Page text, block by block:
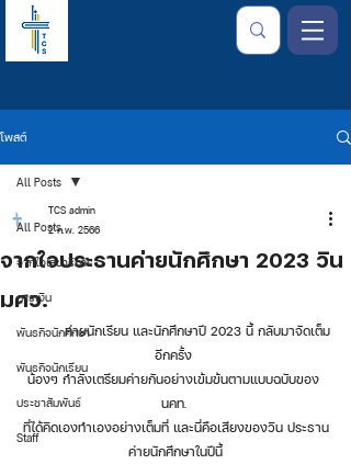
โพสต์
All Posts
จากใจเลขาธิการ
การเงิน
พันธกิจนักศึกษา
พันธกิจนักเรียน
ประชาสัมพันธ์
Staff
All Posts
จากใจประธานค่ายนักศึกษา 2023 วิน
มศว.
TCS admin
2 ก.พ. 2566
	ค่ายนักเรียน และนักศึกษาปี 2023 นี้ กลับมาจัดเต็ม
อีกครั้ง
น้องๆ กำลังเตรียมค่ายกันอย่างเข้มข้นตามแบบฉบับของ
นคท.
ที่ได้คิดเองทำเองอย่างเต็มที่ และนี่คือเสียงของวิน ประธาน
ค่ายนักศึกษาในปีนี้